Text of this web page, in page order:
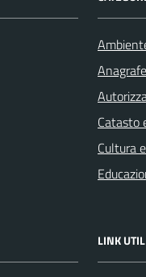
Catasto
Cultura
LINK